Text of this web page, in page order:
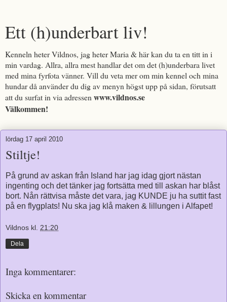
Ett (h)underbart liv!
Kenneln heter Vildnos, jag heter Maria & här kan du ta en titt in i
min vardag. Allra, allra mest handlar det om det (h)underbara livet
med mina fyrfota vänner. Vill du veta mer om min kennel och mina
hundar då använder du dig av menyn högst upp på sidan, förutsatt
att du surfat in via adressen www.vildnos.se
Välkommen!
lördag 17 april 2010
Stiltje!
På grund av askan från Island har jag idag gjort nästan
ingenting och det tänker jag fortsätta med till askan har blåst
bort. Nån rättvisa måste det vara, jag KUNDE ju ha suttit fast
på en flygplats! Nu ska jag klå maken & lillungen i Alfapet!
Vildnos kl. 21:20
Dela
Inga kommentarer:
Skicka en kommentar